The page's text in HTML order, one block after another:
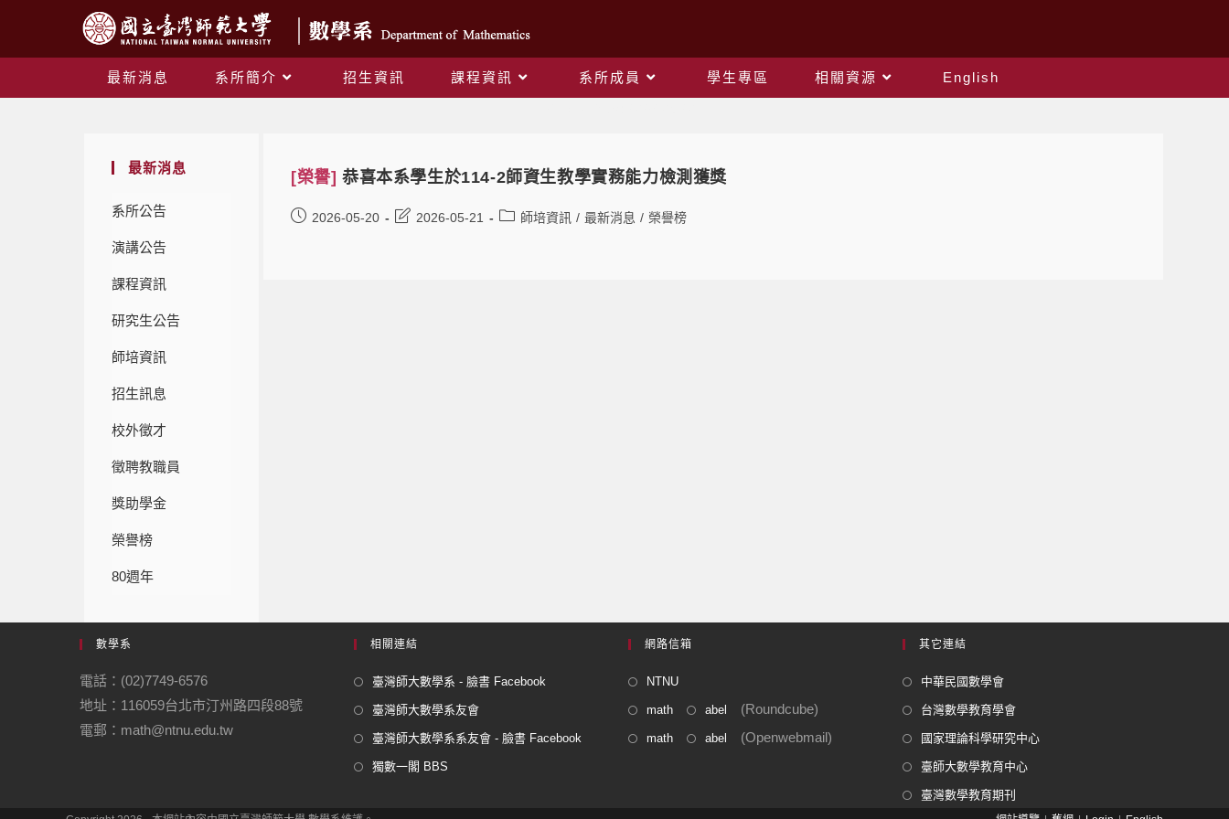
最新消息 系所簡介 招生資訊 課程資訊 系所成員 學生專區 相關資源
English
最新消息
系所公告
演講公告
課程資訊
研究生公告
師培資訊
招生訊息
校外徵才
徵聘教職員
獎助學金
榮譽榜
80週年
[榮譽] 恭喜本系學生於114-2師資生教學實務能力檢測獲獎
2026-05-20 2026-05-21 師培資訊 / 最新消息 / 榮譽榜
數學系
電話：(02)7749-6576
地址：116059台北市汀州路四段88號
電郵：math@ntnu.edu.tw
相關連結
臺灣師大數學系 - 臉書 Facebook
臺灣師大數學系友會
臺灣師大數學系系友會 - 臉書 Facebook
獨數一閣 BBS
網路信箱
NTNU
math abel (Roundcube)
math abel (Openwebmail)
其它連結
中華民國數學會
台灣數學教育學會
國家理論科學研究中心
臺師大數學教育中心
臺灣數學教育期刊